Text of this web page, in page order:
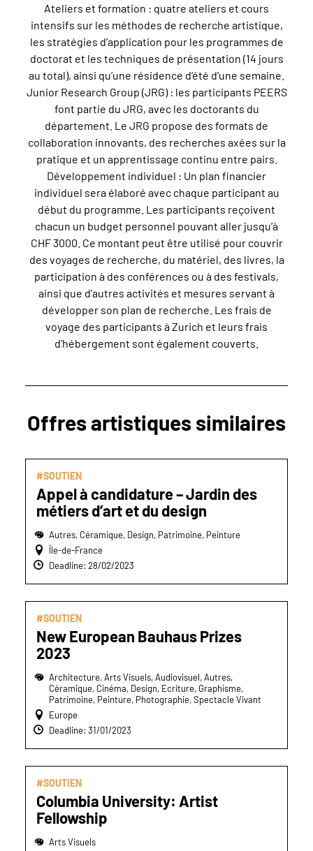
Ateliers et formation : quatre ateliers et cours
intensifs sur les méthodes de recherche artistique,
les stratégies d’application pour les programmes de
doctorat et les techniques de présentation (14 jours
au total), ainsi qu’une résidence d’été d’une semaine.
Junior Research Group (JRG) : les participants PEERS
font partie du JRG, avec les doctorants du
département. Le JRG propose des formats de
collaboration innovants, des recherches axées sur la
pratique et un apprentissage continu entre pairs.
Développement individuel : Un plan financier
individuel sera élaboré avec chaque participant au
début du programme. Les participants reçoivent
chacun un budget personnel pouvant aller jusqu’à
CHF 3000. Ce montant peut être utilisé pour couvrir
des voyages de recherche, du matériel, des livres, la
participation à des conférences ou à des festivals,
ainsi que d’autres activités et mesures servant à
développer son plan de recherche. Les frais de
voyage des participants à Zurich et leurs frais
d’hébergement sont également couverts.
Offres artistiques similaires
#SOUTIEN
Appel à candidature – Jardin des
métiers d’art et du design
Autres, Céramique, Design, Patrimoine, Peinture
Île-de-France
Deadline: 28/02/2023
#SOUTIEN
New European Bauhaus Prizes
2023
Architecture, Arts Visuels, Audiovisuel, Autres,
Céramique, Cinéma, Design, Ecriture, Graphisme,
Patrimoine, Peinture, Photographie, Spectacle Vivant
Europe
Deadline: 31/01/2023
#SOUTIEN
Columbia University: Artist
Fellowship
Arts Visuels